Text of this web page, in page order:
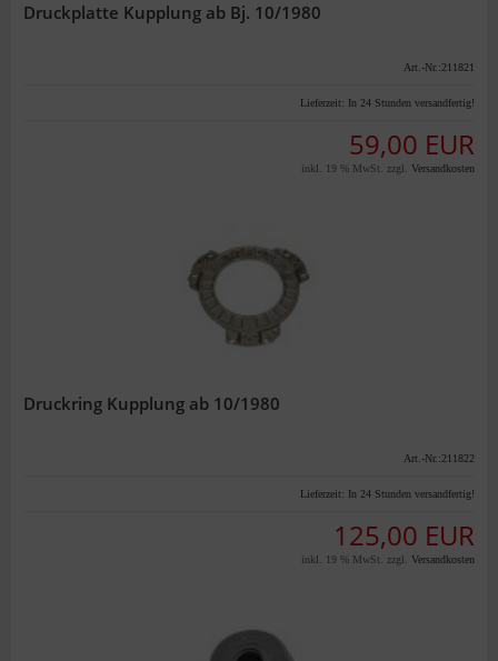
Druckplatte Kupplung ab Bj. 10/1980
Art.-Nr.:211821
Lieferzeit: In 24 Stunden versandfertig!
59,00 EUR
inkl. 19 % MwSt. zzgl. Versandkosten
Druckring Kupplung ab 10/1980
Art.-Nr.:211822
Lieferzeit: In 24 Stunden versandfertig!
125,00 EUR
inkl. 19 % MwSt. zzgl. Versandkosten